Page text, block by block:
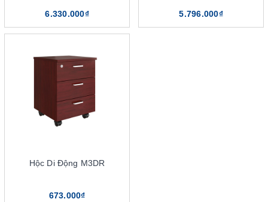
Tùy thuộc thiết kế, phong cách nội thất của văn phòng giám đốc
như thế nào. Cần cân nhắc lựa chọn các mẫu
ứng, phối hợp hài hòa và tinh tế. Bạn cũng có thể tham khảo
nhiều mẫu tủ phụ hơn, để hoàn chỉnh nội thất văn phòng làm
việc. Bởi hình dạng, kích thước chính là yếu tố hàng đầu cần
quan tâm khi mua tủ phụ cho giám đốc. Như văn phòng làm việc
gian văn phòng hơn. Loại tủ này sẽ dễ dàng kết hợp cùng các đồ
6.330.000₫ 5.796.000₫
Hộc Di Động M3DR
673.000₫